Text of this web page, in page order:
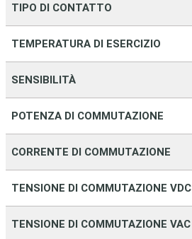
TIPO DI CONTATTO
TEMPERATURA DI ESERCIZIO
SENSIBILITÀ
POTENZA DI COMMUTAZIONE
CORRENTE DI COMMUTAZIONE
TENSIONE DI COMMUTAZIONE VDC
TENSIONE DI COMMUTAZIONE VAC